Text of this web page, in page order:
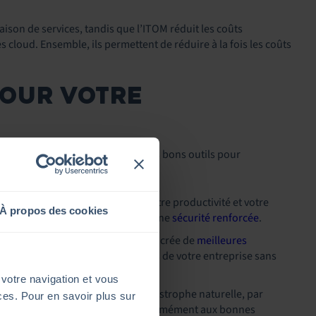
À propos des cookies
navigation et vous
Pour en savoir plus sur
de services, tandis que l’ITOM réduit les coûts
cloud. Ensemble, ils permettent de réduire à la fois les coûts
VOTRE
est important d’investir dans les bons outils pour
nombreux :
ce qui a un impact sur votre productivité et votre
gestion des opérations et à une sécurité renforcée.
d’une entreprise, l’ITOM crée de meilleures
et la disponibilité des services de votre entreprise sans
du système informatique.
pas tout prévoir. En cas de catastrophe naturelle, par
et bien structurées, conformément aux bonnes